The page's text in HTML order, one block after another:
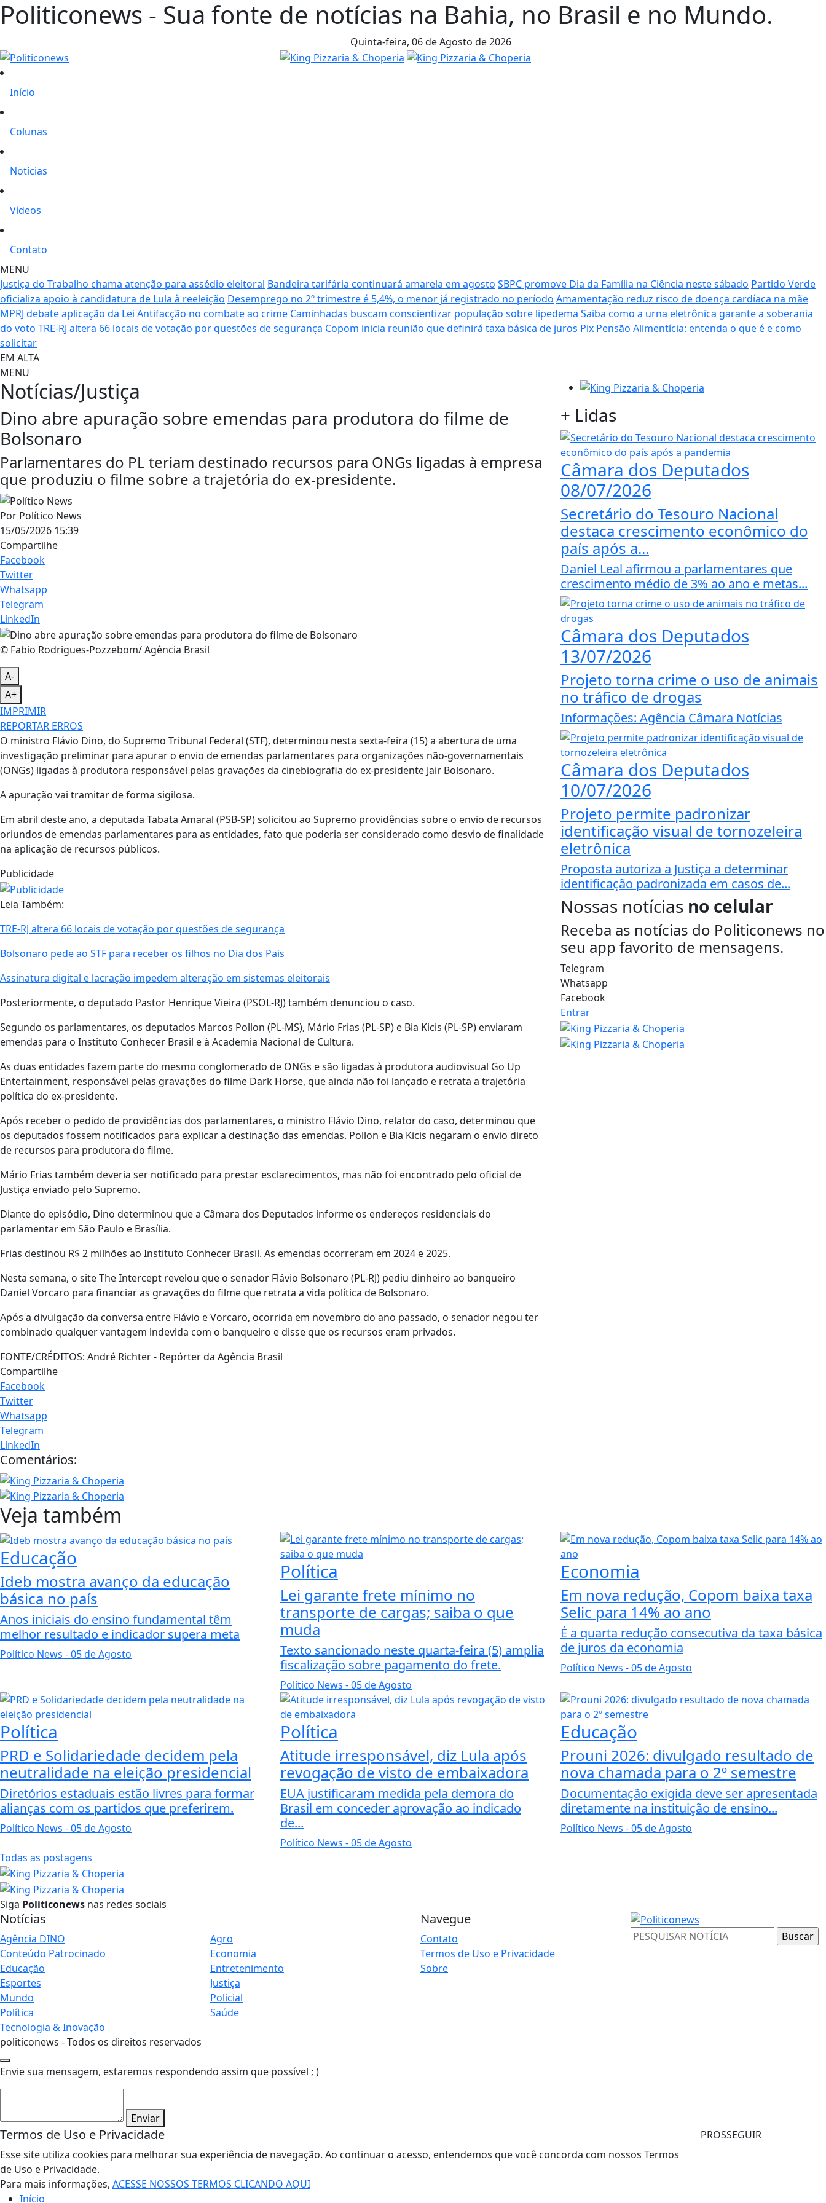
Politiconews - Sua fonte de notícias na Bahia, no Brasil e no Mundo.
Quinta-feira, 06 de Agosto de 2026
Início
Colunas
Notícias
Vídeos
Contato
MENU
Justiça do Trabalho chama atenção para assédio eleitoral Bandeira tarifária continuará amarela em agosto SBPC promove Dia da Família na Ciência neste sábado Partido Verde
oficializa apoio à candidatura de Lula à reeleição Desemprego no 2º trimestre é 5,4%, o menor já registrado no período Amamentação reduz risco de doença cardíaca na mãe
MPRJ debate aplicação da Lei Antifacção no combate ao crime Caminhadas buscam conscientizar população sobre lipedema Saiba como a urna eletrônica garante a soberania
do voto TRE-RJ altera 66 locais de votação por questões de segurança Copom inicia reunião que definirá taxa básica de juros Pix Pensão Alimentícia: entenda o que é e como
solicitar
EM ALTA
MENU
Notícias/Justiça
Dino abre apuração sobre emendas para produtora do filme de
Bolsonaro
Parlamentares do PL teriam destinado recursos para ONGs ligadas à empresa
que produziu o filme sobre a trajetória do ex-presidente.
Por Político News
15/05/2026 15:39
Compartilhe
Facebook
Twitter
Whatsapp
Telegram
LinkedIn
© Fabio Rodrigues-Pozzebom/ Agência Brasil
A-
A+
IMPRIMIR
REPORTAR ERROS
O ministro Flávio Dino, do Supremo Tribunal Federal (STF), determinou nesta sexta-feira (15) a abertura de uma
investigação preliminar para apurar o envio de emendas parlamentares para organizações não-governamentais
(ONGs) ligadas à produtora responsável pelas gravações da cinebiografia do ex-presidente Jair Bolsonaro.
A apuração vai tramitar de forma sigilosa.
Em abril deste ano, a deputada Tabata Amaral (PSB-SP) solicitou ao Supremo providências sobre o envio de recursos
oriundos de emendas parlamentares para as entidades, fato que poderia ser considerado como desvio de finalidade
na aplicação de recursos públicos.
Publicidade
Leia Também:
TRE-RJ altera 66 locais de votação por questões de segurança
Bolsonaro pede ao STF para receber os filhos no Dia dos Pais
Assinatura digital e lacração impedem alteração em sistemas eleitorais
Posteriormente, o deputado Pastor Henrique Vieira (PSOL-RJ) também denunciou o caso.
Segundo os parlamentares, os deputados Marcos Pollon (PL-MS), Mário Frias (PL-SP) e Bia Kicis (PL-SP) enviaram
emendas para o Instituto Conhecer Brasil e à Academia Nacional de Cultura.
As duas entidades fazem parte do mesmo conglomerado de ONGs e são ligadas à produtora audiovisual Go Up
Entertainment, responsável pelas gravações do filme Dark Horse, que ainda não foi lançado e retrata a trajetória
política do ex-presidente.
Após receber o pedido de providências dos parlamentares, o ministro Flávio Dino, relator do caso, determinou que
os deputados fossem notificados para explicar a destinação das emendas. Pollon e Bia Kicis negaram o envio direto
de recursos para produtora do filme.
Mário Frias também deveria ser notificado para prestar esclarecimentos, mas não foi encontrado pelo oficial de
Justiça enviado pelo Supremo.
Diante do episódio, Dino determinou que a Câmara dos Deputados informe os endereços residenciais do
parlamentar em São Paulo e Brasília.
Frias destinou R$ 2 milhões ao Instituto Conhecer Brasil. As emendas ocorreram em 2024 e 2025.
Nesta semana, o site The Intercept revelou que o senador Flávio Bolsonaro (PL-RJ) pediu dinheiro ao banqueiro
Daniel Vorcaro para financiar as gravações do filme que retrata a vida política de Bolsonaro.
Após a divulgação da conversa entre Flávio e Vorcaro, ocorrida em novembro do ano passado, o senador negou ter
combinado qualquer vantagem indevida com o banqueiro e disse que os recursos eram privados.
FONTE/CRÉDITOS: André Richter - Repórter da Agência Brasil
Compartilhe
Facebook
Twitter
Whatsapp
Telegram
LinkedIn
Comentários:
+ Lidas
Câmara dos Deputados
08/07/2026
Secretário do Tesouro Nacional
destaca crescimento econômico do
país após a...
Daniel Leal afirmou a parlamentares que
crescimento médio de 3% ao ano e metas...
Câmara dos Deputados
13/07/2026
Projeto torna crime o uso de animais
no tráfico de drogas
Informações: Agência Câmara Notícias
Câmara dos Deputados
10/07/2026
Projeto permite padronizar
identificação visual de tornozeleira
eletrônica
Proposta autoriza a Justiça a determinar
identificação padronizada em casos de...
Nossas notícias no celular
Receba as notícias do Politiconews no
seu app favorito de mensagens.
Telegram
Whatsapp
Facebook
Entrar
Veja também
Educação
Ideb mostra avanço da educação
básica no país
Anos iniciais do ensino fundamental têm
melhor resultado e indicador supera meta
Político News - 05 de Agosto
Política
Lei garante frete mínimo no
transporte de cargas; saiba o que
muda
Texto sancionado neste quarta-feira (5) amplia
fiscalização sobre pagamento do frete.
Político News - 05 de Agosto
Economia
Em nova redução, Copom baixa taxa
Selic para 14% ao ano
É a quarta redução consecutiva da taxa básica
de juros da economia
Político News - 05 de Agosto
Política
PRD e Solidariedade decidem pela
neutralidade na eleição presidencial
Diretórios estaduais estão livres para formar
alianças com os partidos que preferirem.
Político News - 05 de Agosto
Política
Atitude irresponsável, diz Lula após
revogação de visto de embaixadora
EUA justificaram medida pela demora do
Brasil em conceder aprovação ao indicado
de...
Político News - 05 de Agosto
Educação
Prouni 2026: divulgado resultado de
nova chamada para o 2º semestre
Documentação exigida deve ser apresentada
diretamente na instituição de ensino...
Político News - 05 de Agosto
Todas as postagens
Siga Politiconews nas redes sociais
Notícias
Agência DINO
Agro
Conteúdo Patrocinado
Economia
Educação
Entretenimento
Esportes
Justiça
Mundo
Policial
Política
Saúde
Tecnologia & Inovação
Navegue
Contato
Termos de Uso e Privacidade
Sobre
politiconews - Todos os direitos reservados
Envie sua mensagem, estaremos respondendo assim que possível ; )
Enviar
Termos de Uso e Privacidade
Esse site utiliza cookies para melhorar sua experiência de navegação. Ao continuar o acesso, entendemos que você concorda com nossos Termos
de Uso e Privacidade.
Para mais informações, ACESSE NOSSOS TERMOS CLICANDO AQUI
PROSSEGUIR
Início